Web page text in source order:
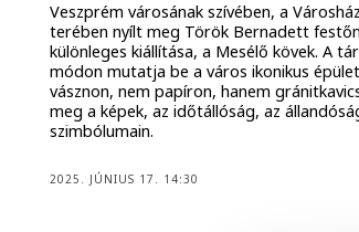
Veszprém városának szívében, a
terében nyílt meg Török Bernadett
különleges kiállítása, a Mesélő kövek. A
módon mutatja be a város ikonikus
vásznon, nem papíron, hanem
meg a képek, az időtállóság, az
szimbólumain.
2025. JÚNIUS 17. 14:30